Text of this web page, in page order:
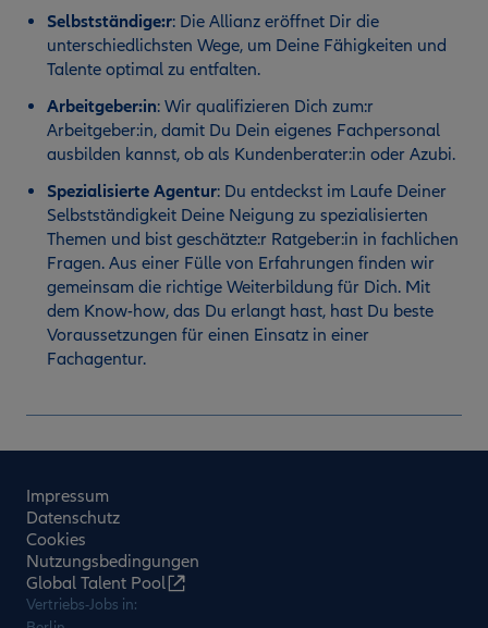
Selbstständige:r: Die Allianz eröffnet Dir die
unterschiedlichsten Wege, um Deine Fähigkeiten und
Talente optimal zu entfalten.
Arbeitgeber:in: Wir qualifizieren Dich zum:r
Arbeitgeber:in, damit Du Dein eigenes Fachpersonal
ausbilden kannst, ob als Kundenberater:in oder Azubi.
Spezialisierte Agentur: Du entdeckst im Laufe Deiner
Selbstständigkeit Deine Neigung zu spezialisierten
Themen und bist geschätzte:r Ratgeber:in in fachlichen
Fragen. Aus einer Fülle von Erfahrungen finden wir
gemeinsam die richtige Weiterbildung für Dich. Mit
dem Know-how, das Du erlangt hast, hast Du beste
Voraussetzungen für einen Einsatz in einer
Fachagentur.
Impressum
Datenschutz
Cookies
Nutzungsbedingungen
Global Talent Pool
Vertriebs-Jobs in: